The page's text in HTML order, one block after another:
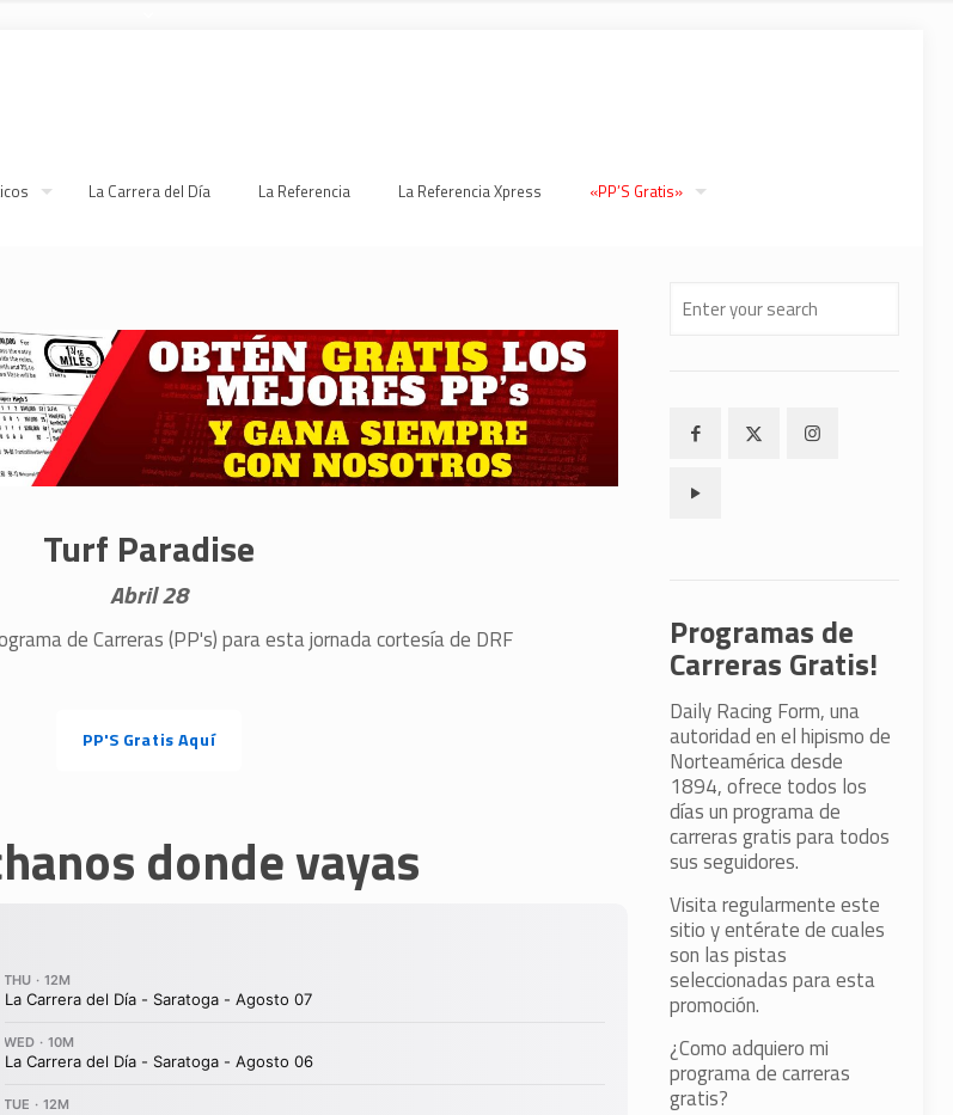
La Carrera del Día La Referencia La Referencia Xpress «PP’S Gratis»
Turf Paradise
Abril 28
de Carreras (PP's) para esta jornada cortesía de DRF
PP'S Gratis Aquí
donde vayas
Programas de
Carreras Gratis!
Daily Racing Form, una
autoridad en el hipismo de
Norteamérica desde
1894, ofrece todos los
días un programa de
carreras gratis para todos
sus seguidores.
Visita regularmente este
sitio y entérate de cuales
son las pistas
seleccionadas para esta
promoción.
¿Como adquiero mi
programa de carreras
gratis?